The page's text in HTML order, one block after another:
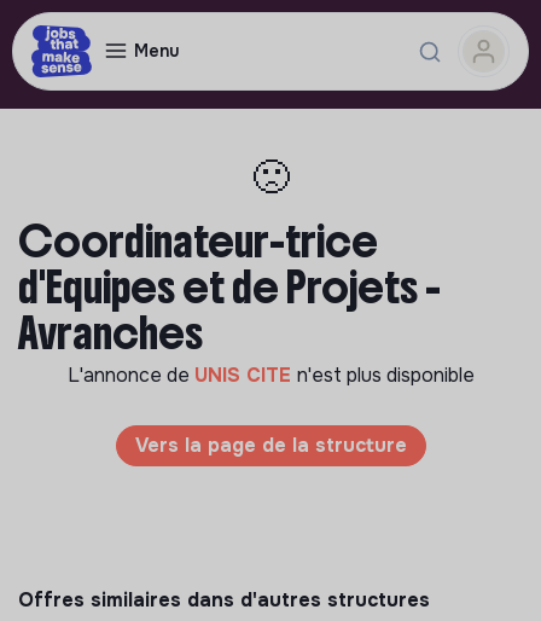
Menu
🙁
Coordinateur-trice
d'Equipes et de Projets -
Avranches
L'annonce de UNIS CITE n'est plus disponible
Vers la page de la structure
Offres similaires dans d'autres structures